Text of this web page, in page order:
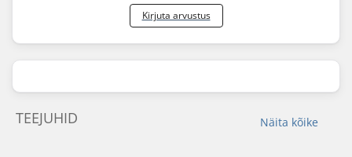
Kirjuta arvustus
Näita kõike
TEEJUHID